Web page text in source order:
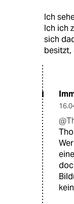
Ich
Ich ich
sich
besitzt,
I